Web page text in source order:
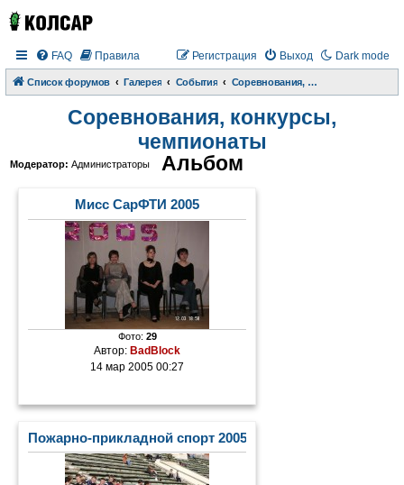
Dark mode
FAQ Правила Выход
Регистрация
Список форумов Галерея События Соревнования, конкурсы, чемпионаты
Соревнования, конкурсы,
чемпионаты
Модератор: Администраторы Альбом
Мисс СарФТИ 2005
Фото: 29
Автор:BadBlock
14 мар 2005 00:27
Пожарно-прикладной спорт 2005